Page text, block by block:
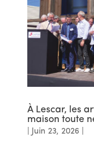
À Lescar, les
maison toute
Juin 23, 2026